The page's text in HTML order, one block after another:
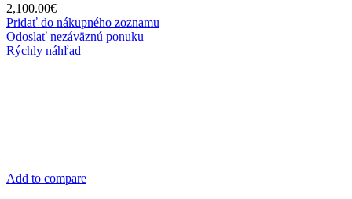
2,100.00€
Pridať do nákupného zoznamu
Odoslať nezáväznú ponuku
Rýchly náhľad
Add to compare